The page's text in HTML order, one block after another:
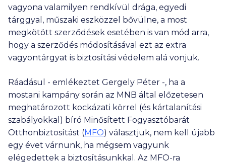
vagyona valamilyen rendkívül drága, egyedi
tárggyal, műszaki eszközzel bővülne, a most
megkötött szerződések esetében is van mód arra,
hogy a szerződés módosításával ezt az extra
vagyontárgyat is biztosítási védelem alá vonjuk.
Ráadásul - emlékeztet Gergely Péter -, ha a
mostani kampány során az MNB által előzetesen
meghatározott kockázati körrel (és kártalanítási
szabályokkal) bíró Minősített Fogyasztóbarát
Otthonbiztosítást (MFO) választjuk, nem kell újabb
egy évet várnunk, ha mégsem vagyunk
elégedettek a biztosításunkkal. Az MFO-ra